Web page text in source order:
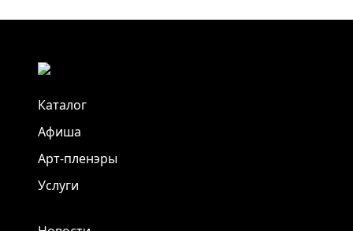
Каталог
Афиша
Арт-пленэры
Услуги